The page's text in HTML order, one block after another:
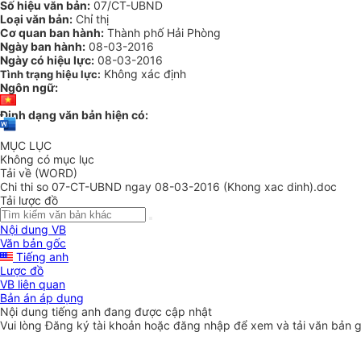
Số hiệu văn bản: 07/CT-UBND
Loại văn bản: Chỉ thị
Cơ quan ban hành: Thành phố Hải Phòng
Ngày ban hành: 08-03-2016
Ngày có hiệu lực: 08-03-2016
Tình trạng hiệu lực: Không xác định
Ngôn ngữ:
Định dạng văn bản hiện có:
MỤC LỤC
Không có mục lục
Tải về (WORD)
Chi thi so 07-CT-UBND ngay 08-03-2016 (Khong xac dinh).doc
Tải lược đồ
Nội dung VB
Văn bản gốc
Tiếng anh
Lược đồ
VB liên quan
Bản án áp dụng
Nội dung tiếng anh đang được cập nhật
Vui lòngĐăng ký tài khoản hoặc đăng nhập để xem và tải văn bản